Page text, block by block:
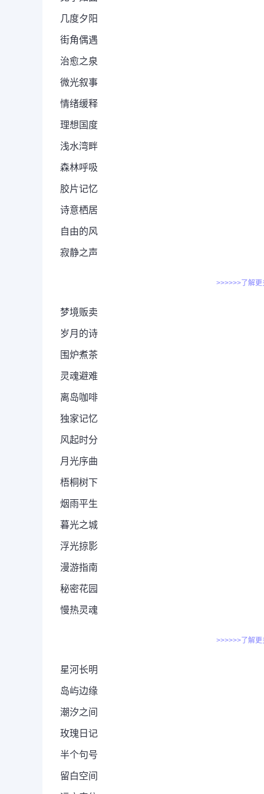
几度夕阳
街角偶遇
治愈之泉
微光叙事
情绪缓释
理想国度
浅水湾畔
森林呼吸
胶片记忆
诗意栖居
自由的风
寂静之声
>>>>>>了解
梦境贩卖
岁月的诗
围炉煮茶
灵魂避难
离岛咖啡
独家记忆
风起时分
月光序曲
梧桐树下
烟雨平生
暮光之城
浮光掠影
漫游指南
秘密花园
慢热灵魂
>>>>>>了解
星河长明
岛屿边缘
潮汐之间
玫瑰日记
半个句号
留白空间